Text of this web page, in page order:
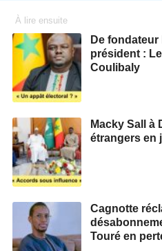
À lire ensuite
De fondateur
président :
Coulibaly
Macky Sall à
étrangers en
Cagnotte
Touré en